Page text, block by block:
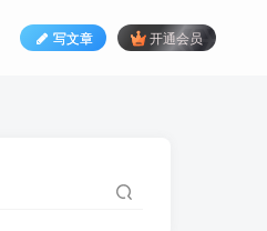
写文章 开通会员